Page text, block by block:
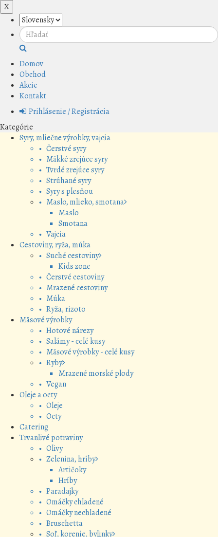
X
Domov
Obchod
Akcie
Kontakt
Prihlásenie / Registrácia
Kategórie
Syry, mliečne výrobky, vajcia
• Čerstvé syry
• Mäkké zrejúce syry
• Tvrdé zrejúce syry
• Strúhané syry
• Syry s plesňou
• Maslo, mlieko, smotana
Maslo
Smotana
• Vajcia
Cestoviny, ryža, múka
• Suché cestoviny
Kids zone
• Čerstvé cestoviny
• Mrazené cestoviny
• Múka
• Ryža, rizoto
Mäsové výrobky
• Hotové nárezy
• Salámy - celé kusy
• Mäsové výrobky - celé kusy
• Ryby
Mrazené morské plody
• Vegan
Oleje a octy
• Oleje
• Octy
Catering
Trvanlivé potraviny
• Olivy
• Zelenina, hríby
Artičoky
Hríby
• Paradajky
• Omáčky chladené
• Omáčky nechladené
• Bruschetta
• Soľ, korenie, bylinky